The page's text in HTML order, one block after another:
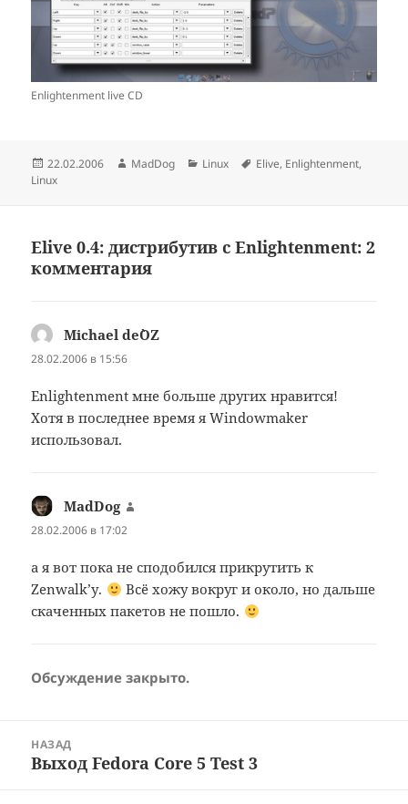
Enlightenment live CD
Опубликовано
22.02.2006 Автор
MadDog Рубрики
Linux Метки
Elive, Enlightenment,
Linux
Elive 0.4: дистрибутив с Enlightenment: 2
комментария
Michael de`OZ
28.02.2006 в 15:56
Enlightenment мне больше других нравится!
Хотя в последнее время я Windowmaker
использовал.
MadDog
28.02.2006 в 17:02
а я вот пока не сподобился прикрутить к
Zenwalk’у.
Всё хожу вокруг и около, но дальше
скаченных пакетов не пошло.
Обсуждение закрыто.
записям
НАЗАД
Предыдущая
Выход Fedora Core 5 Test 3